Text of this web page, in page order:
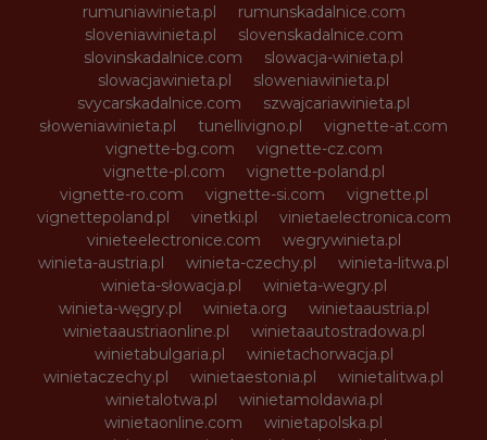
rumuniawinieta.pl
rumunskadalnice.com
sloveniawinieta.pl
slovenskadalnice.com
slovinskadalnice.com
slowacja-winieta.pl
slowacjawinieta.pl
sloweniawinieta.pl
svycarskadalnice.com
szwajcariawinieta.pl
słoweniawinieta.pl
tunellivigno.pl
vignette-at.com
vignette-bg.com
vignette-cz.com
vignette-pl.com
vignette-poland.pl
vignette-ro.com
vignette-si.com
vignette.pl
vignettepoland.pl
vinetki.pl
vinietaelectronica.com
vinieteelectronice.com
wegrywinieta.pl
winieta-austria.pl
winieta-czechy.pl
winieta-litwa.pl
winieta-słowacja.pl
winieta-wegry.pl
winieta-węgry.pl
winieta.org
winietaaustria.pl
winietaaustriaonline.pl
winietaautostradowa.pl
winietabulgaria.pl
winietachorwacja.pl
winietaczechy.pl
winietaestonia.pl
winietalitwa.pl
winietalotwa.pl
winietamoldawia.pl
winietaonline.com
winietapolska.pl